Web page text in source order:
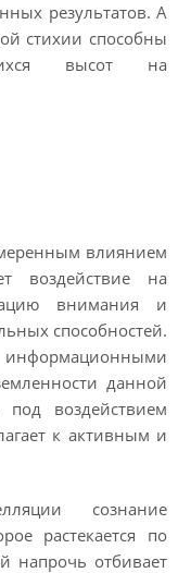
результатов. А
стихии способны
высот на
влиянием
воздействие на
внимания и
способностей.
данной
воздействием
к активным и
сознание
растекается по
напрочь отбивает